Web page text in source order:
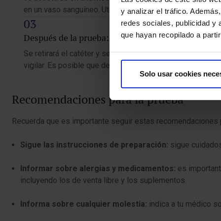
y analizar el tráfico.
redes sociales, publicidad y
que hayan recopilado a
Solo usar cookies
en un vaso sanguíneo. Utilizando guía por imagen, el
Después de la prueba:
Se retirará el catéter y se aplicará presión en el área
vigilar. Es posible que debas permanecer en el hospital
Recomendaciones para la prueba
Recuerda que es importante seguir estas
Sigue las instrucciones de preparación: sigue
Informar sobre alergias y medicamentos: es
incluyendo los de venta libre y los suplementos.
Informa sobre cualquier molestia: indica a tu médico